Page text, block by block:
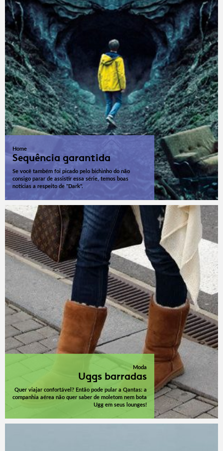
Home
Sequência garantida
Se você também foi picado pelo bichinho do não
consigo parar de assistir essa série, temos boas
notícias a respeito de "Dark".
Moda
Uggs barradas
Quer viajar confortável? Então pode pular a Qantas: a
companhia aérea não quer saber de moletom nem bota
Ugg em seus lounges!